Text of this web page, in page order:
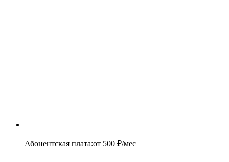
Абонентская плата:от 500 ₽/мес